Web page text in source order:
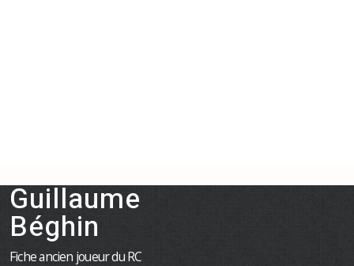
Guillaume
Béghin
Fiche ancien joueur du RC